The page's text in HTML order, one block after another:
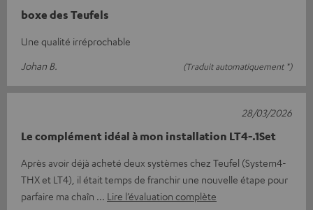
boxe des Teufels
Une qualité irréprochable
Johan B.
(Traduit automatiquement *)
Le complément idéal à mon installation LT4-.1Set
Après avoir déjà acheté deux systèmes chez Teufel (System4-
THX et LT4), il était temps de franchir une nouvelle étape pour
parfaire ma chaîn
Lire l’évaluation complète
28/03/2026